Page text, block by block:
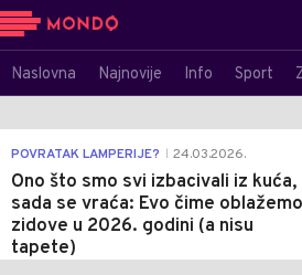
Naslovna Najnovije Info Sport
POVRATAK LAMPERIJE? 24.03.2026.
Ono što smo svi izbacivali iz kuća,
sada se vraća: Evo čime oblažemo
zidove u 2026. godini (a nisu
tapete)